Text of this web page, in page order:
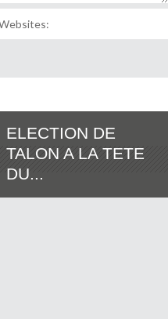
ELECTION DE
TALON A LA TETE
DU...